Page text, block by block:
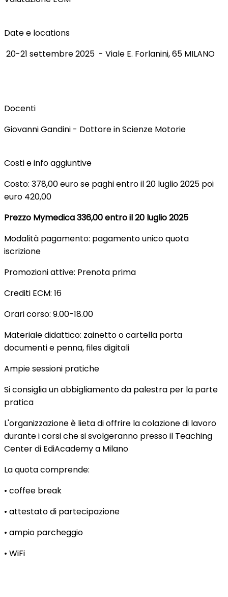
Date e locations
20-21 settembre 2025 - Viale E. Forlanini, 65 MILANO
Docenti
Giovanni Gandini - Dottore in Scienze Motorie
Costi e info aggiuntive
Costo: 378,00 euro se paghi entro il 20 luglio 2025 poi
euro 420,00
Prezzo Mymedica 336,00 entro il 20 luglio 2025
Modalità pagamento: pagamento unico quota
iscrizione
Promozioni attive: Prenota prima
Crediti ECM: 16
Orari corso: 9.00-18.00
Materiale didattico: zainetto o cartella porta
documenti e penna, files digitali
Ampie sessioni pratiche
Si consiglia un abbigliamento da palestra per la parte
pratica
L'organizzazione è lieta di offrire la colazione di lavoro
durante i corsi che si svolgeranno presso il Teaching
Center di EdiAcademy a Milano
La quota comprende:
• coffee break
• attestato di partecipazione
• ampio parcheggio
• WiFi